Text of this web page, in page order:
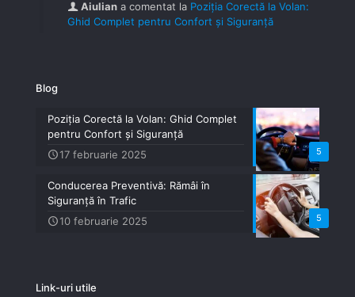
Aiulian a comentat la Poziția Corectă la Volan:
Ghid Complet pentru Confort și Siguranță
Blog
5
Poziția Corectă la Volan: Ghid Complet
pentru Confort și Siguranță
17 februarie 2025
5
Conducerea Preventivă: Rămâi în
Siguranță în Trafic
10 februarie 2025
Link-uri utile